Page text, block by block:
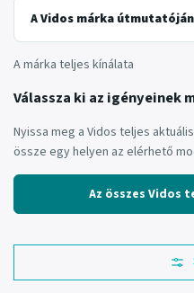
A Vidos márka
A márka teljes kínálata
Válassza ki az
Nyissa meg a Vidos teljes
össze egy helyen az elérhető
Az összes Vidos